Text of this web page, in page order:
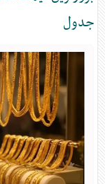
جدول